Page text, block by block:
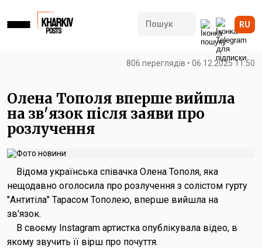
RU
806 переглядів • 06.12.2025 11:50
Олена Тополя вперше вийшла
на зв'язок після заяви про
розлучення
Відома українська співачка Олена Тополя, яка
нещодавно оголосила про розлучення з солістом гурту
"Антитіла" Тарасом Тополею, вперше вийшла на
зв'язок.
В своєму Instagram артистка опублікувала відео, в
якому звучить її вірш про почуття.